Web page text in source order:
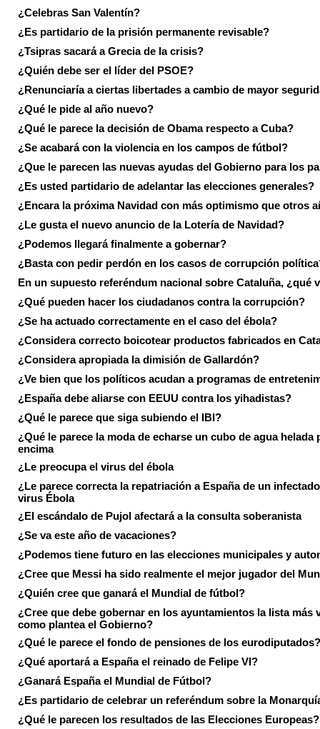
¿Celebras San Valentín?
¿Es partidario de la prisión permanente revisable?
¿Tsipras sacará a Grecia de la crisis?
¿Quién debe ser el líder del PSOE?
¿Renunciaría a ciertas libertades a cambio de mayor
¿Qué le pide al año nuevo?
¿Qué le parece la decisión de Obama respecto a Cuba?
¿Se acabará con la violencia en los campos de fútbol?
¿Que le parecen las nuevas ayudas del Gobierno para los
¿Es usted partidario de adelantar las elecciones generales?
¿Encara la próxima Navidad con más optimismo que otros
¿Le gusta el nuevo anuncio de la Lotería de Navidad?
¿Podemos llegará finalmente a gobernar?
¿Basta con pedir perdón en los casos de corrupción
En un supuesto referéndum nacional sobre Cataluña, ¿qué
¿Qué pueden hacer los ciudadanos contra la corrupción?
¿Se ha actuado correctamente en el caso del ébola?
¿Considera correcto boicotear productos fabricados en
¿Considera apropiada la dimisión de Gallardón?
¿Ve bien que los políticos acudan a programas de
¿España debe aliarse con EEUU contra los yihadistas?
¿Qué le parece que siga subiendo el IBI?
¿Qué le parece la moda de echarse un cubo de agua helada
encima
¿Le preocupa el virus del ébola
¿Le parece correcta la repatriación a España de un
virus Ébola
¿El escándalo de Pujol afectará a la consulta soberanista
¿Se va este año de vacaciones?
¿Podemos tiene futuro en las elecciones municipales y
¿Cree que Messi ha sido realmente el mejor jugador del
¿Quién cree que ganará el Mundial de fútbol?
¿Cree que debe gobernar en los ayuntamientos la lista más
como plantea el Gobierno?
¿Qué le parece el fondo de pensiones de los eurodiputados?
¿Qué aportará a España el reinado de Felipe VI?
¿Ganará España el Mundial de Fútbol?
¿Es partidario de celebrar un referéndum sobre la
¿Qué le parecen los resultados de las Elecciones Europeas?